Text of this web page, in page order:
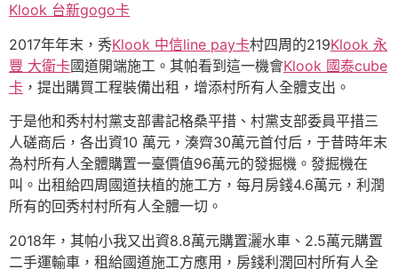
Klook 台新gogo卡
2017年年末，秀Klook 中信line pay卡村四周的219Klook 永
豐 大衛卡國道開端施工。其帕看到這一機會Klook 國泰cube
卡 ，提出購買工程裝備出租，增添村所有人全體支出。
于是他和秀村村黨支部書記格桑平措、村黨支部委員平措三
人磋商后，各出資10 萬元，湊齊30萬元首付后，于昔時年末
為村所有人全體購置一臺價值96萬元的發掘機。發掘機在
叫。出租給四周國道扶植的施工方，每月房錢4.6萬元，利潤
所有的回秀村村所有人全體一切。
2018年，其帕小我又出資8.8萬元購置灑水車、2.5萬元購置
二手運輸車，租給國道施工方應用，房錢利潤回村所有人全